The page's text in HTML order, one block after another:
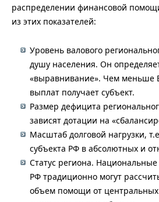
распределении финансовой
из этих показателей:
Уровень валового
душу населения. Он
«выравнивание». Чем меньше
выплат получает субъект.
Размер дефицита
зависят дотации на
Масштаб долговой нагрузки,
субъекта РФ в абсолютных и
Статус региона. Национальные
РФ традиционно могут
объем помощи от